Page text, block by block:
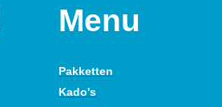
Menu
Pakketten
Kado's